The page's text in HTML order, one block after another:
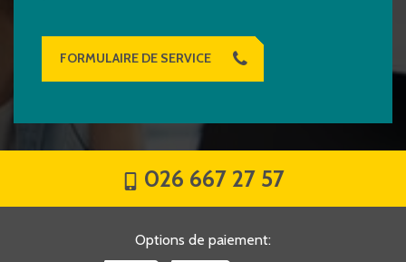
FORMULAIRE DE SERVICE
026 667 27 57
Options de paiement: